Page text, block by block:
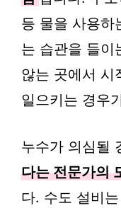
등 물을 사용하
는 습관을 들이
않는 곳에서 시
일으키는 경우
누수가 의심될
다는 전문가의
다. 수도 설비